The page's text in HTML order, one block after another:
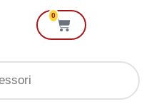
0
Cart